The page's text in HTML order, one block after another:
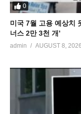
0
미국 7월 고용 예상치
너스 2만 3천 개’
admin AUGUST 8, 2026